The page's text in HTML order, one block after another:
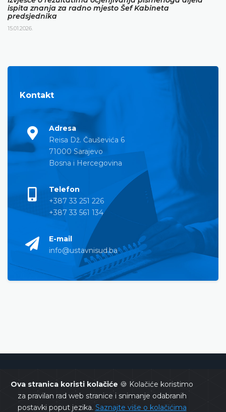
Ova stranica koristi kolačiće 🍪 Kolačiće koristimo
za pravilan rad web stranice i snimanje odabranih
postavki poput jezika. Saznajte više o kolačićima
ispita znanja za radno mjesto Šef Kabineta
predsjednika
15.01.2026.
Kontakt
Adresa
Reisa Dž. Čauševića 6
71000 Sarajevo
Bosna i Hercegovina
Telefon
+387 33 251 226
+387 33 561 134
E-mail
info@ustavnisud.ba